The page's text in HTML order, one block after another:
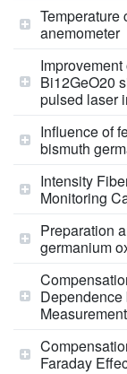
Temperature
anemometer
Bi12GeO20
pulsed laser
Influence of
bismuth
Intensity
Monitoring
Preparation
germanium
Dependence
Measurement
Faraday